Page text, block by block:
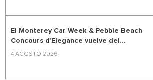
El Monterey Car Week & Pebble Beach
Concours d’Elegance vuelve del...
4 AGOSTO 2026